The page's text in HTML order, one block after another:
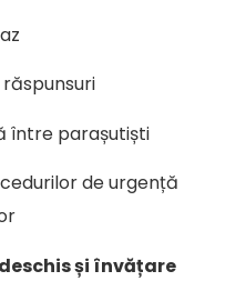
între parașutiști
de urgență
și învățare